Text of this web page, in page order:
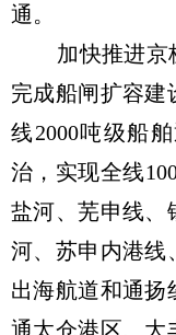
通。
加快推进京杭
完成船闸扩容建
线2000吨级船
治，实现全线
盐河、芜申线、
河、苏申内港线
出海航道和通扬
通太仓港区、大